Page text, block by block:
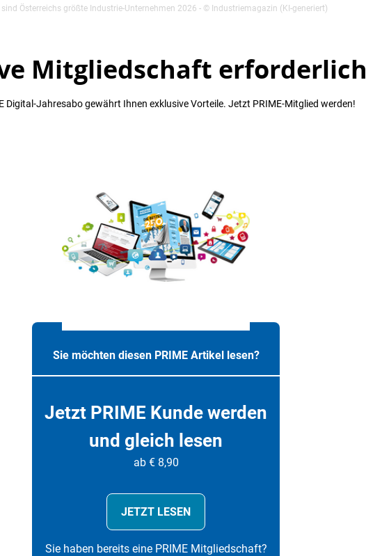
Österreichs größte Industrie-Unternehmen 2026 - © Industriemagazin (KI-generiert)
Mitgliedschaft erforderlich
Digital-Jahresabo gewährt Ihnen exklusive Vorteile. Jetzt PRIME-Mitglied werden!
Sie möchten diesen PRIME Artikel lesen?
Jetzt PRIME Kunde werden
und gleich lesen
ab € 8,90
JETZT LESEN
Sie haben bereits eine PRIME Mitgliedschaft?